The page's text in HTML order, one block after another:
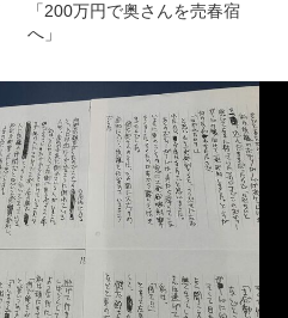
「200万円で奥さんを売春宿
へ」